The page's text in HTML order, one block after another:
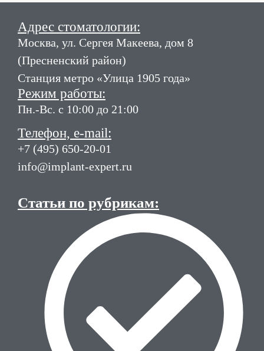
Адрес стоматологии:
Москва, ул. Сергея Макеева, дом 8
(Пресненский район)
Станция метро «Улица 1905 года»
Режим работы:
Пн.-Вс. с 10:00 до 21:00
Телефон, e-mail:
+7 (495) 650-20-01
info@implant-expert.ru
Статьи по рубрикам: